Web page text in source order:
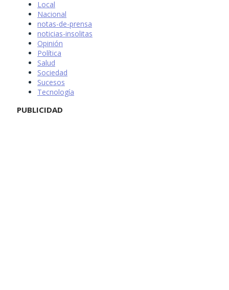
Local
Nacional
notas-de-prensa
noticias-insolitas
Opinión
Política
Salud
Sociedad
Sucesos
Tecnología
PUBLICIDAD